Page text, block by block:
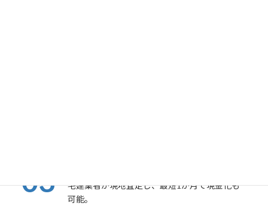
03
宅建業者が現地査定し、最短1か月で現金化も
可能。